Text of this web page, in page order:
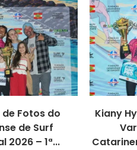
Fotos do
de Surf
2026 – 1ª...
Kiany